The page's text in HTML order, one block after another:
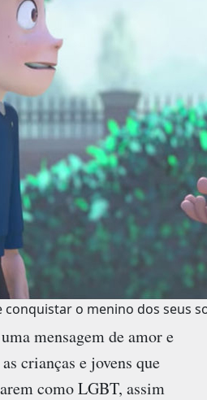
o menino dos seus
mensagem de amor e
crianças e jovens que
como LGBT, assim